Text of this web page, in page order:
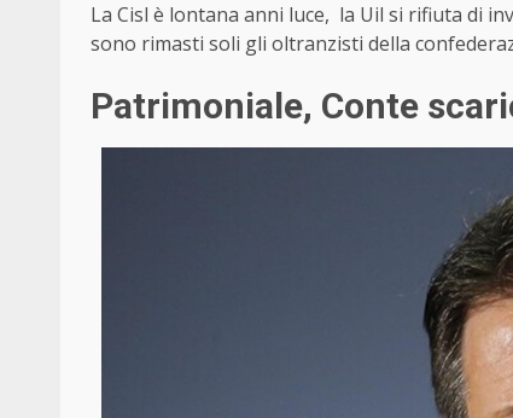
La Cisl è lontana anni luce, la Uil si rifiuta di
sono rimasti soli gli oltranzisti della
Patrimoniale, Conte